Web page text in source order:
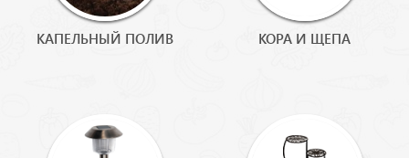
КАПЕЛЬНЫЙ ПОЛИВ КОРА И ЩЕПА